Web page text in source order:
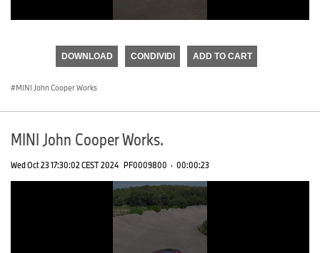
DOWNLOAD CONDIVIDI ADD TO CART
MINI John Cooper Works
MINI John Cooper Works.
Wed Oct 23 17:30:02 CEST 2024 PF0009800 · 00:00:23